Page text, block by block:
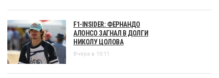
F1-INSIDER: ФЕРНАНДО
АЛОНСО ЗАГНАЛ В ДОЛГИ
НИКОЛУ ЦОЛОВА
Вчера в 10:11